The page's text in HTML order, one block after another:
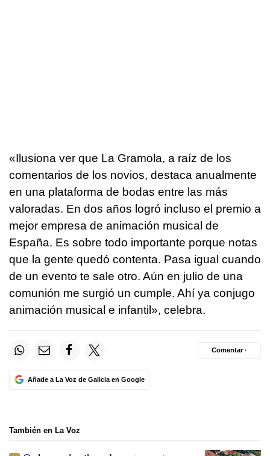
«Ilusiona ver que La Gramola, a raíz de los
comentarios de los novios, destaca anualmente
en una plataforma de bodas entre las más
valoradas. En dos años logró incluso el premio a
mejor empresa de animación musical de
España. Es sobre todo importante porque notas
que la gente quedó contenta. Pasa igual cuando
de un evento te sale otro. Aún en julio de una
comunión me surgió un cumple. Ahí ya conjugo
animación musical e infantil», celebra.
Añade a La Voz de Galicia en Google
Comentar ·
También en La Voz